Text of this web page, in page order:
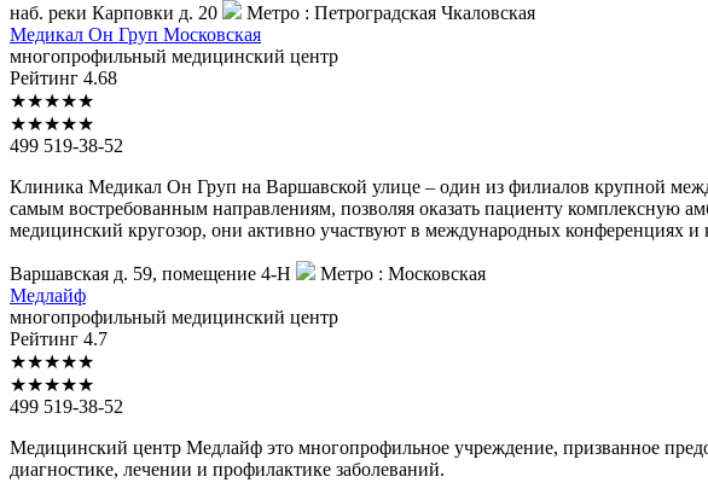
наб. реки Карповки д. 20
Метро : Петроградская Чкаловская
Медикал Он Груп Московская
многопрофильный медицинский центр
Рейтинг 4.68
★★★★★
★★★★★
499 519-38-52
Клиника Медикал Он Груп на Варшавской улице – один из филиалов крупной
самым востребованным направлениям, позволяя оказать пациенту
медицинский кругозор, они активно участвуют в международных конференциях
Варшавская д. 59, помещение 4-Н Метро : Московская
Медлайф
многопрофильный медицинский центр
Рейтинг 4.7
★★★★★
★★★★★
499 519-38-52
Медицинский центр Медлайф это многопрофильное учреждение, призванное
диагностике, лечении и профилактике заболеваний.